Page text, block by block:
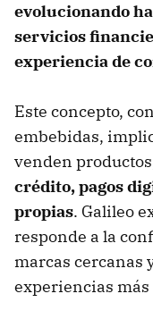
evolucionando
servicios
experiencia de
Este concepto,
embebidas,
venden
crédito, pagos
propias. Galileo
responde a la
marcas cercanas
experiencias